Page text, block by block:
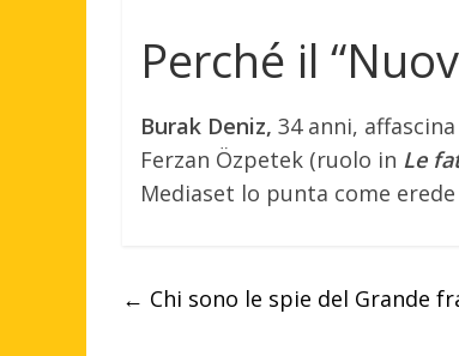
Perché il
Burak Deniz, 34 anni,
Ferzan Özpetek (ruolo in Le
Mediaset lo punta come
← Chi sono le spie del Grande